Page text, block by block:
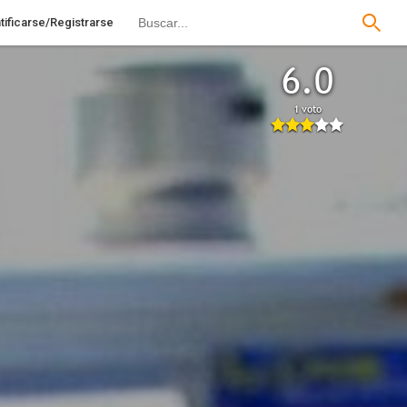
Registrarse
6.0
1 voto